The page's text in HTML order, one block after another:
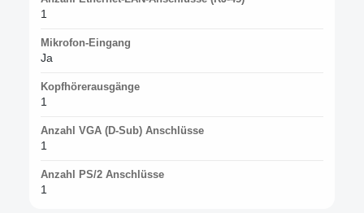
1
Mikrofon-Eingang
Ja
Kopfhörerausgänge
1
Anzahl VGA (D-Sub) Anschlüsse
1
Anzahl PS/2 Anschlüsse
1